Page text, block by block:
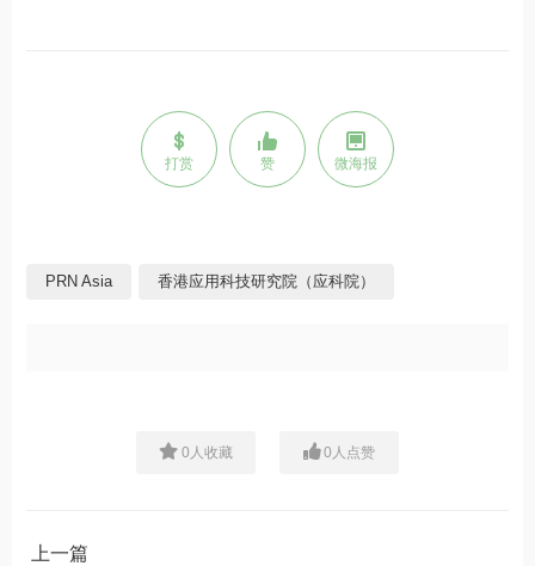
打赏 赞 微海报
PRN Asia 香港应用科技研究院（应科院）
0 人收藏 0 人点赞
上一篇